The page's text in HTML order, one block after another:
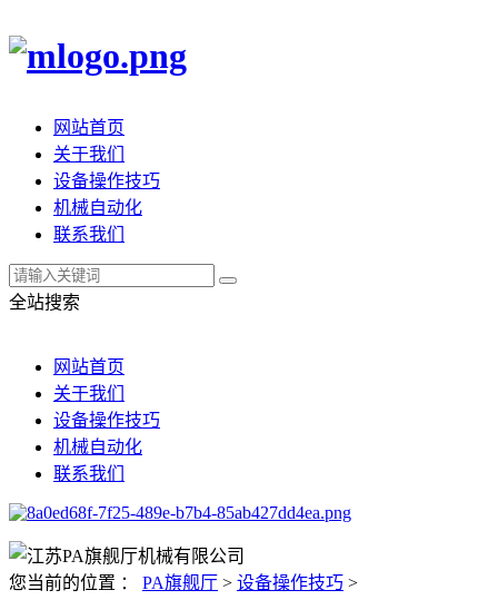
网站首页
关于我们
设备操作技巧
机械自动化
联系我们
全站搜索
网站首页
关于我们
设备操作技巧
机械自动化
联系我们
您当前的位置 ： PA旗舰厅 > 设备操作技巧 >